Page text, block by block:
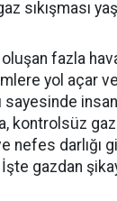
sıkışması
fazla
yol açar
sayesinde
kontrolsüz gaz
nefes darlığı
gazdan